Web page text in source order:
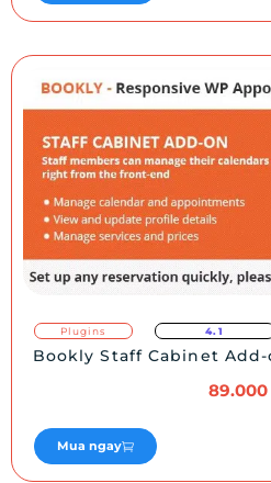
Plugins 4.1
Bookly Staff Cabinet
89.000
Mua ngay